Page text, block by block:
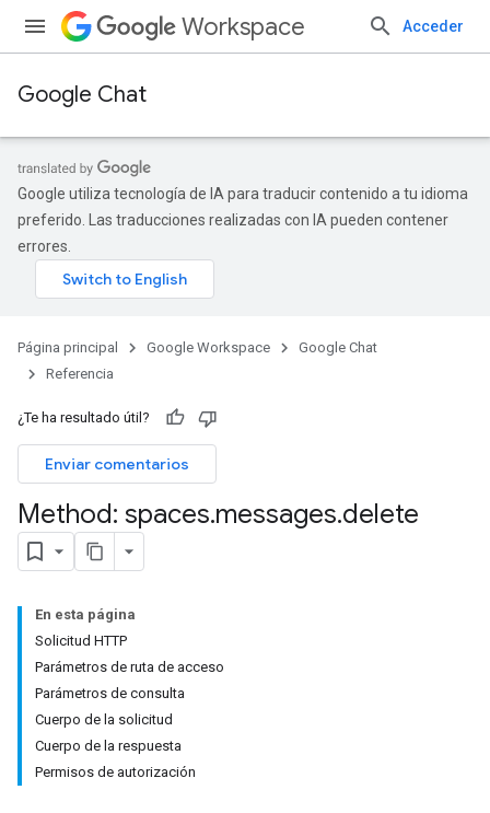
Workspace Acceder
Google Chat
Google utiliza tecnología de IA para traducir contenido a tu idioma
preferido. Las traducciones realizadas con IA pueden contener
errores.
Página principal Google Workspace
Google Chat
Referencia
¿Te ha resultado útil?
Enviar comentarios
Method: spaces.messages.delete
En esta página
Solicitud HTTP
Parámetros de ruta de acceso
Parámetros de consulta
Cuerpo de la solicitud
Cuerpo de la respuesta
Permisos de autorización